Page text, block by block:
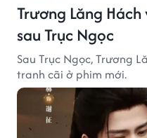
Trương Lăng
sau Trục Ngọc
Sau Trục Ngọc, Trương
tranh cãi ở phim mới.